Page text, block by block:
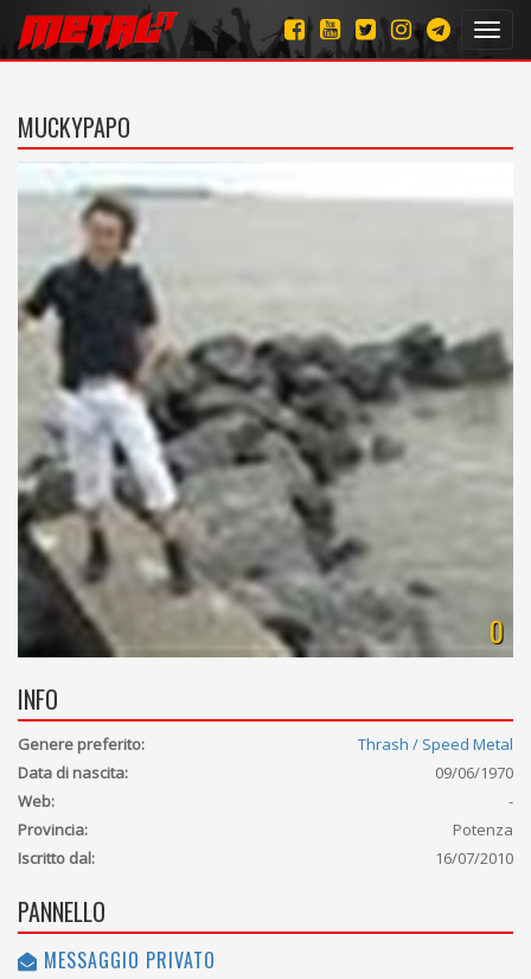
MUCKYPAPO
0
INFO
Genere preferito:
Thrash / Speed Metal
Data di nascita:
09/06/1970
Web:
-
Provincia:
Potenza
Iscritto dal:
16/07/2010
PANNELLO
MESSAGGIO PRIVATO